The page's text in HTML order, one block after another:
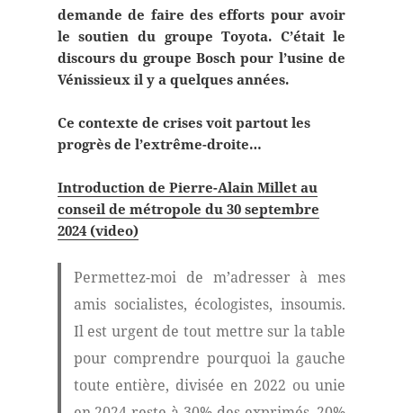
demande de faire des efforts pour avoir
le soutien du groupe Toyota. C’était le
discours du groupe Bosch pour l’usine de
Vénissieux il y a quelques années.
Ce contexte de crises voit partout les
progrès de l’extrême-droite…
Introduction de Pierre-Alain Millet au
conseil de métropole du 30 septembre
2024 (video)
Permettez-moi de m’adresser à mes
amis socialistes, écologistes, insoumis.
Il est urgent de tout mettre sur la table
pour comprendre pourquoi la gauche
toute entière, divisée en 2022 ou unie